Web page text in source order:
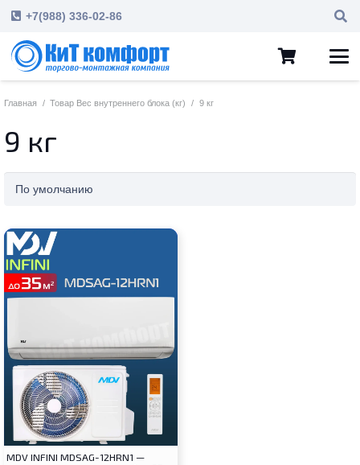
+7(988) 336-02-86
Главная / Товар Вес внутреннего блока (кг) / 9 кг
9 кг
MDV INFINI MDSAG-12HRN1 —